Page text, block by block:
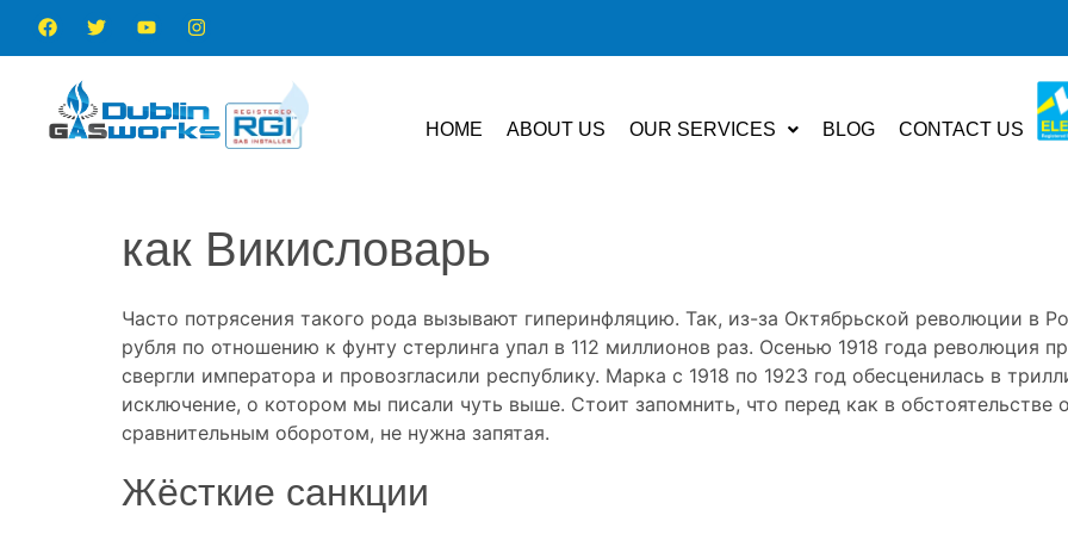
HOME ABOUT US OUR SERVICES BLOG CONTACT US
как Викисловарь
Часто потрясения такого рода вызывают гиперинфляцию. Так, из-за Октябрьской революции в
рубля по отношению к фунту стерлинга упал в 112 миллионов раз. Осенью 1918 года революция
свергли императора и провозгласили республику. Марка с 1918 по 1923 год обесценилась в
исключение, о котором мы писали чуть выше. Стоит запомнить, что перед как в обстоятельстве
сравнительным оборотом, не нужна запятая.
Жёсткие санкции